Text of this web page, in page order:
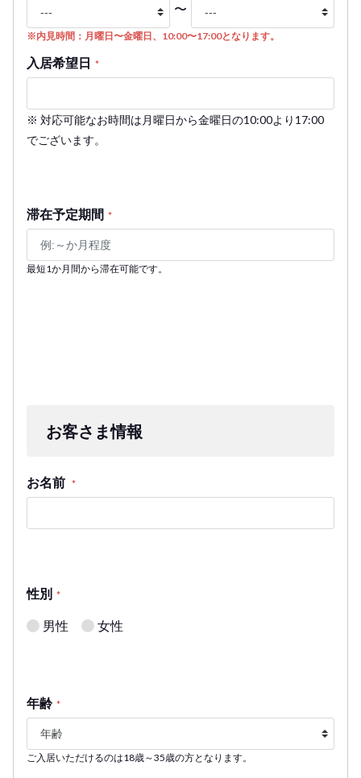
〜
※内見時間：月曜日〜金曜日、10:00〜17:00となります。
入居希望日 *
※ 対応可能なお時間は月曜日から金曜日の10:00より17:00
でございます。
滞在予定期間 *
最短1か月間から滞在可能です。
お客さま情報
お名前 *
性別 *
男性 女性
年齢 *
ご入居いただけるのは18歳～35歳の方となります。